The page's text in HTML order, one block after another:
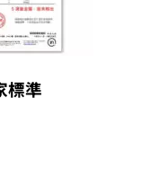
標準